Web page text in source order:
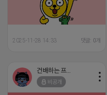
2025-11-28 14:33 댓글: 0개
건배하는 프로도
비공개